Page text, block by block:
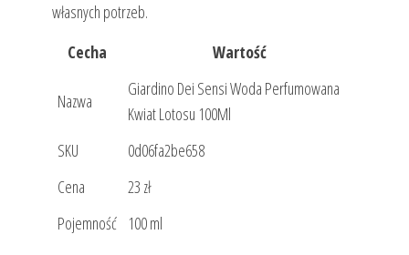
własnych potrzeb.
Cecha
Wartość
Nazwa
Giardino Dei Sensi Woda Perfumowana
Kwiat Lotosu 100Ml
SKU
0d06fa2be658
Cena
23 zł
Pojemność 100 ml